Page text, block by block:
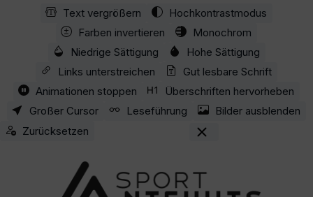
Zum Hauptinhalt springen
Text vergrößern
Hochkontrastmodus
Farben invertieren
Monochrom
Niedrige Sättigung
Hohe Sättigung
Links unterstreichen
Gut lesbare Schrift
Animationen stoppen
Überschriften hervorheben
Großer Cursor
Leseführung
Bilder ausblenden
Zurücksetzen